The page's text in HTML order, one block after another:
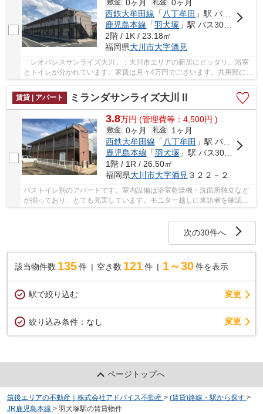
敷金 0ヶ月 礼金 0ヶ月
西鉄大牟田線 「 八丁牟田 」駅 バス13分 「大川市役所」 停歩6分
鹿児島本線 「羽犬塚 」駅 バス30分 「大川市役所」 停歩6分
2階 / 1K / 23.18㎡
福岡県大川市大字酒見
「レオパレスサンライズ大川」：大川市エリアの新居にピッタリ。浴室
とトイレが分かれています。家賃は月々4万円でございます。共用部には
賃貸 | アパート
ミランダサンライズ大川Ⅱ
3.8万円 (管理費等：4,500円 )
敷金 0ヶ月 礼金
1ヶ月
西鉄大牟田線 「 八丁牟田 」駅 バス13分 「大川市役所」 停歩6分
鹿児島本線 「羽犬塚 」駅 バス30分 「大川市役所」 停歩6分
1階 / 1R / 26.50㎡
福岡県大川市大字酒見 ３２２－２
バストイレ別のアパートです。室内設備は浴室乾燥機・洗面所独立など
が揃っており、とても充実しています。モニター越しに来訪者を確認し
て、インターホンを通じて室内から会話するこ...
次の30件へ
該当物件数 135件 空き数 121 件 1～30 件を表示
駅で絞り込む 変更
絞り込み条件： なし 変更
ページトップへ
筑後エリアの不動産｜株式会社アドバイス不動産 > (賃貸)路線・駅から探す >
JR鹿児島本線 > 羽犬塚駅の賃貸物件